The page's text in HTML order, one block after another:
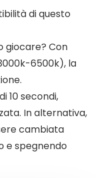
di questo
o giocare? Con
6500k), la
10 secondi,
In alternativa,
cambiata
e spegnendo